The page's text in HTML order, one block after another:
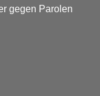
gegen Parolen